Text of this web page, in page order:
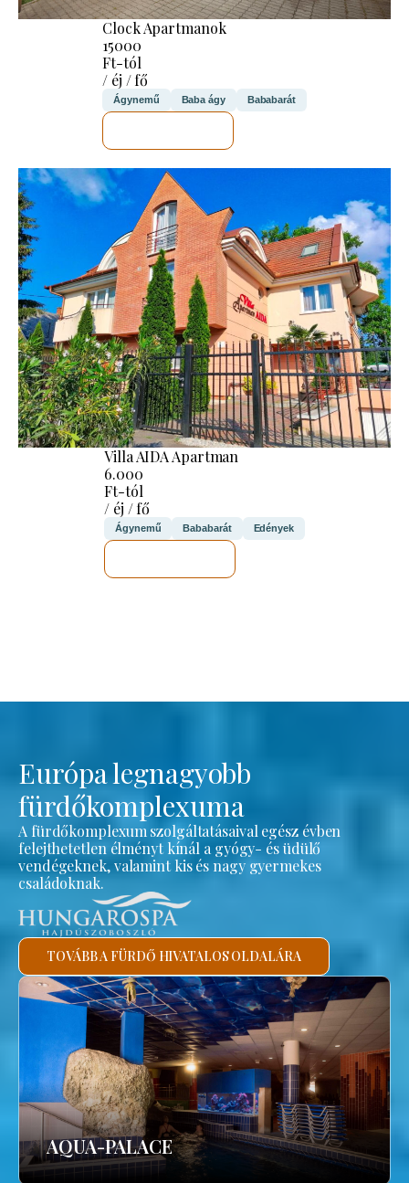
Clock Apartmanok
15000
Ft-tól
/ éj / fő
Ágynemű Baba ágy Bababarát
Villa AIDA Apartman
6.000
Ft-tól
/ éj / fő
Ágynemű Bababarát Edények
Európa legnagyobb
fürdőkomplexuma
A fürdőkomplexum szolgáltatásaival egész évben
felejthetetlen élményt kínál a gyógy- és üdülő
vendégeknek, valamint kis és nagy gyermekes
családoknak.
TOVÁBB A FÜRDŐ HIVATALOS OLDALÁRA
AQUA-PALACE